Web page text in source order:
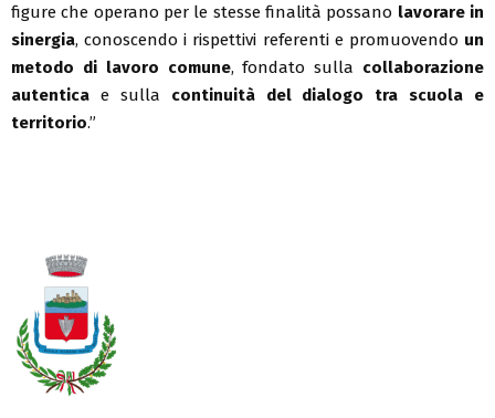
figure che operano per le stesse finalità possano lavorare in
sinergia, conoscendo i rispettivi referenti e promuovendo un
metodo di lavoro comune, fondato sulla collaborazione
autentica e sulla continuità del dialogo tra scuola e
territorio.”